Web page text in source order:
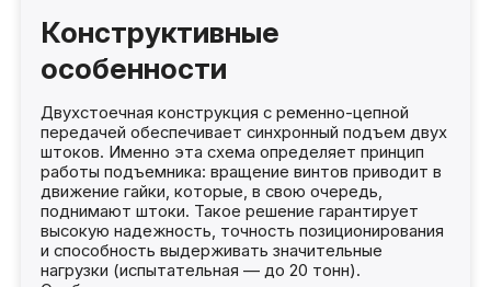
Конструктивные
особенности
Двухстоечная конструкция с ременно-цепной
передачей обеспечивает синхронный подъем двух
штоков. Именно эта схема определяет принцип
работы подъемника: вращение винтов приводит в
движение гайки, которые, в свою очередь,
поднимают штоки. Такое решение гарантирует
высокую надежность, точность позиционирования
и способность выдерживать значительные
нагрузки (испытательная — до 20 тонн).